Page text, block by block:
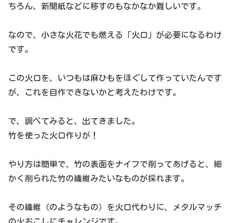
ちろん、新聞紙などに移すのもなかなか難しいです。
なので、小さな火花でも燃える「火口」が必要になるわけ
です。
この火口を、いつもは麻ひもをほぐして作っていたんです
が、これを自作できないかと考えたわけです。
で、調べてみると、出てきました。
竹を使った火口作りが！
やり方は簡単で、竹の表面をナイフで削ってあげると、細
かく削られた竹の繊維みたいなものが採れます。
その繊維（のようなもの）を火口代わりに、メタルマッチ